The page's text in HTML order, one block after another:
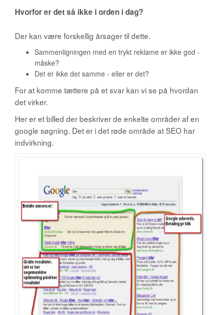
Hvorfor er det så ikke i orden i dag?
Der kan være forskellig årsager til dette.
Sammenligningen med en trykt reklame er ikke god -
måske?
Det er ikke det samme - eller er det?
For at komme tættere på et svar kan vi se på hvordan
det virker.
Her er et billed der beskriver de enkelte områder af en
google søgning. Det er i det røde område at SEO har
indvirkning.